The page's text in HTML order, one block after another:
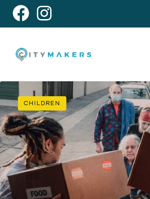
CHILDREN